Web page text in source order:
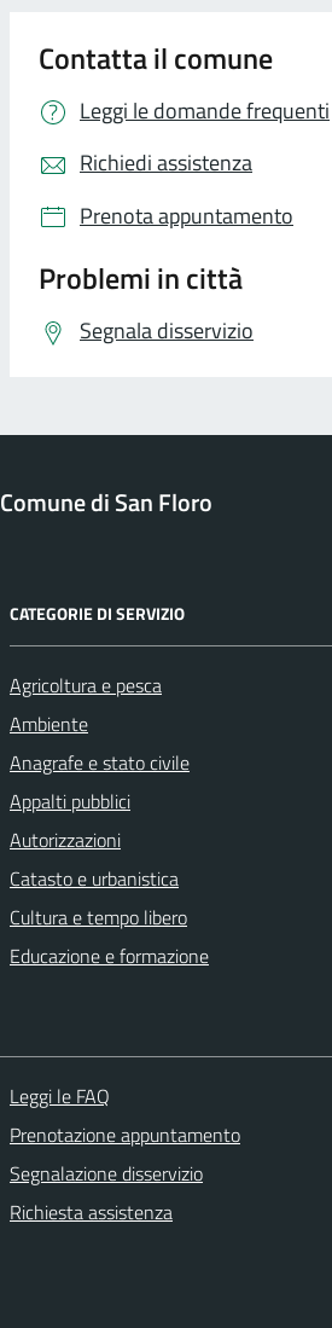
Contatta il comune
Leggi le domande frequenti
Richiedi assistenza
Prenota appuntamento
Problemi in città
Segnala disservizio
Comune di San Floro
CATEGORIE DI SERVIZIO
Agricoltura e pesca
Ambiente
Anagrafe e stato civile
Appalti pubblici
Autorizzazioni
Catasto e urbanistica
Cultura e tempo libero
Educazione e formazione
Leggi le FAQ
Prenotazione appuntamento
Segnalazione disservizio
Richiesta assistenza